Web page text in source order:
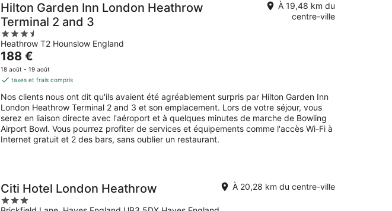
Hilton Garden Inn London Heathrow
Terminal 2 and 3
3.5
out
of
5
Heathrow T2 Hounslow England
À 19,48 km du
centre-ville
Le
prix
est
188 €
par
nuit
188 €
18 août - 19 août
taxes et frais compris
Nos clients nous ont dit qu'ils avaient été agréablement surpris par Hilton Garden Inn
London Heathrow Terminal 2 and 3 et son emplacement. Lors de votre séjour, vous
serez en liaison directe avec l'aéroport et à quelques minutes de marche de Bowling
Airport Bowl. Vous pourrez profiter de services et équipements comme l'accès Wi-Fi à
Internet gratuit et 2 des bars, sans oublier un restaurant.
Citi Hotel London Heathrow
3
À 20,28 km du centre-ville